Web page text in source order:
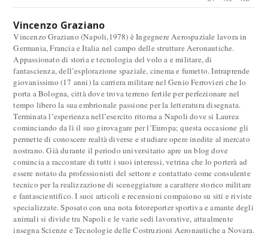
Vincenzo Graziano
Vincenzo Graziano (Napoli,1978) è Ingegnere Aerospaziale lavora in
Germania, Francia e Italia nel campo delle strutture Aeronautiche.
Appassionato di storia e tecnologia del volo a e militare, di
fantascienza, dell’esplorazione spaziale, cinema e fumetto. Intraprende
giovanissimo (17 anni) la carriera militare nel Genio Ferrovieri che lo
porta a Bologna, città dove trova terreno fertile per perfezionare nel
tempo libero la sua embrionale passione per la letteratura disegnata.
Terminata l’esperienza nell’esercito ritorna a Napoli dove si Laurea
cominciando da lì il suo girovagare per l’Europa; questa occasione gli
permette di conoscere realtà diverse e studiare opere inedite al mercato
nostrano. Già durante il periodo universitario apre un blog dove
comincia a raccontare di tutti i suoi interessi, vetrina che lo porterà ad
essere notato da professionisti del settore e contattato come consulente
tecnico per la realizzazione di sceneggiature a carattere storico militare
e fantascientifico. I suoi articoli e recensioni compaiono su siti e riviste
specializzate. Sposato con una nota fotoreporter sportiva e amante degli
animali si divide tra Napoli e le varie sedi lavorative, attualmente
insegna Scienze e Tecnologie delle Costruzioni Aeronautiche a Novara.